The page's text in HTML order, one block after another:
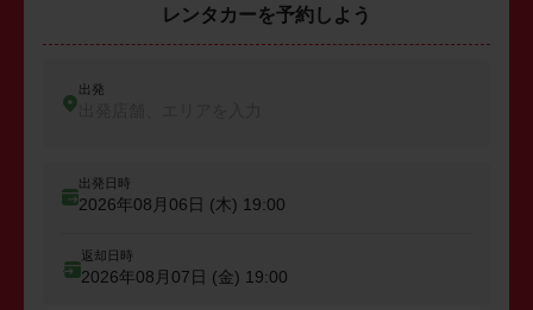
レンタカーを予約しよう
出発
出発日時
2026年08月06日 (木) 19:00
返却日時
2026年08月07日 (金) 19:00